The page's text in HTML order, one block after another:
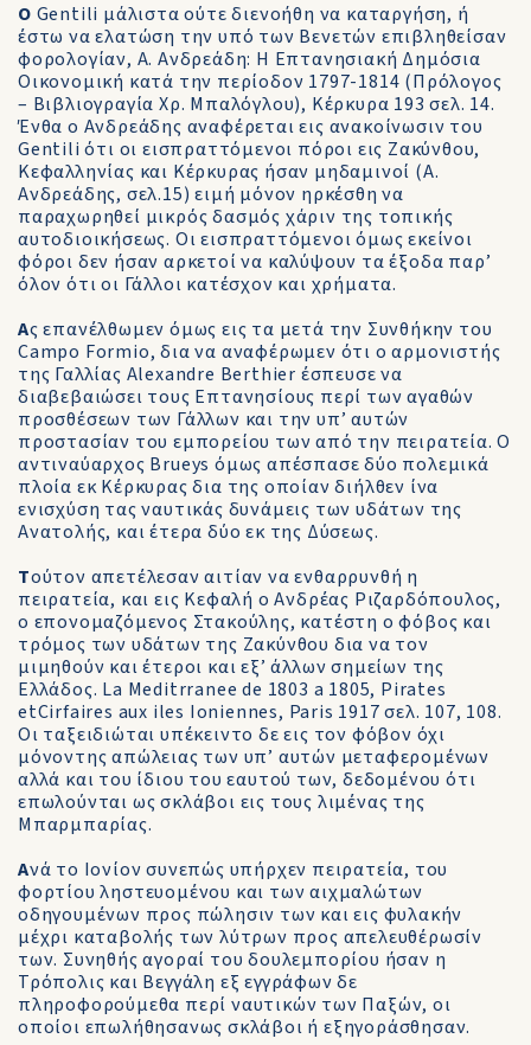
O Gentili μάλιστα ούτε διενοήθη να καταργήση, ή
έστω να ελατώση την υπό των Βενετών επιβληθείσαν
φορολογίαν, Α. Ανδρεάδη: Η Επτανησιακή Δημόσια
Οικονομική κατά την περίοδον 1797-1814 (Πρόλογος
– Βιβλιογραγία Χρ. Μπαλόγλου), Κέρκυρα 193 σελ. 14.
Ένθα ο Ανδρεάδης αναφέρεται εις ανακοίνωσιν του
Gentili ότι οι εισπραττόμενοι πόροι εις Ζακύνθου,
Κεφαλληνίας και Κέρκυρας ήσαν μηδαμινοί (Α.
Ανδρεάδης, σελ.15) ειμή μόνον ηρκέσθη να
παραχωρηθεί μικρός δασμός χάριν της τοπικής
αυτοδιοικήσεως. Οι εισπραττόμενοι όμως εκείνοι
φόροι δεν ήσαν αρκετοί να καλύψουν τα έξοδα παρ’
όλον ότι οι Γάλλοι κατέσχον και χρήματα.
Ας επανέλθωμεν όμως εις τα μετά την Συνθήκην του
Campo Formio, δια να αναφέρωμεν ότι ο αρμονιστής
της Γαλλίας Alexandre Berthier έσπευσε να
διαβεβαιώσει τους Επτανησίους περί των αγαθών
προσθέσεων των Γάλλων και την υπ’ αυτών
προστασίαν του εμπορείου των από την πειρατεία. Ο
αντιναύαρχος Brueys όμως απέσπασε δύο πολεμικά
πλοία εκ Κέρκυρας δια της οποίαν διήλθεν ίνα
ενισχύση τας ναυτικάς δυνάμεις των υδάτων της
Ανατολής, και έτερα δύο εκ της Δύσεως.
Τούτον απετέλεσαν αιτίαν να ενθαρρυνθή η
πειρατεία, και εις Κεφαλή ο Ανδρέας Ριζαρδόπουλος,
ο επονομαζόμενος Στακούλης, κατέστη ο φόβος και
τρόμος των υδάτων της Ζακύνθου δια να τον
μιμηθούν και έτεροι και εξ’ άλλων σημείων της
Ελλάδος. La Meditrranee de 1803 a 1805, Pirates
etCirfaires aux iles Ioniennes, Paris 1917 σελ. 107, 108.
Οι ταξειδιώται υπέκειντο δε εις τον φόβον όχι
μόνοντης απώλειας των υπ’ αυτών μεταφερομένων
αλλά και του ίδιου του εαυτού των, δεδομένου ότι
επωλούνται ως σκλάβοι εις τους λιμένας της
Μπαρμπαρίας.
Ανά το Ιονίον συνεπώς υπήρχεν πειρατεία, του
φορτίου ληστευομένου και των αιχμαλώτων
οδηγουμένων προς πώλησιν των και εις φυλακήν
μέχρι καταβολής των λύτρων προς απελευθέρωσίν
των. Συνηθής αγοραί του δουλεμπορίου ήσαν η
Τρόπολις και Βεγγάλη εξ εγγράφων δε
πληροφορούμεθα περί ναυτικών των Παξών, οι
οποίοι επωλήθησανως σκλάβοι ή εξηγοράσθησαν.